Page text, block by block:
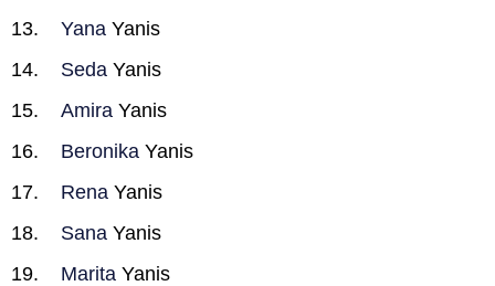
Yana Yanis
Seda Yanis
Amira Yanis
Beronika Yanis
Rena Yanis
Sana Yanis
Marita Yanis